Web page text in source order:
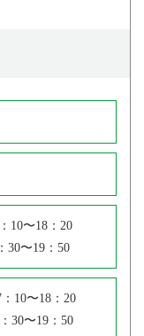
10〜18：20
30〜19：50
10〜18：20
30〜19：50